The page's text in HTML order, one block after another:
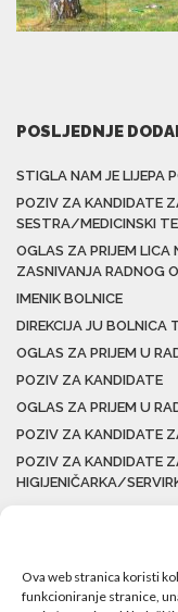
Ova web stranica koristi
funkcioniranje stranice,
POSLJEDNJE
STIGLA NAM JE LIJEPA
POZIV ZA KANDIDATE
SESTRA/MEDICINSKI
OGLAS ZA PRIJEM LICA
ZASNIVANJA RADNOG
IMENIK BOLNICE
DIREKCIJA JU BOLNICA
OGLAS ZA PRIJEM U
POZIV ZA KANDIDATE
OGLAS ZA PRIJEM U
POZIV ZA KANDIDATE
POZIV ZA KANDIDATE
HIGIJENIČARKA/